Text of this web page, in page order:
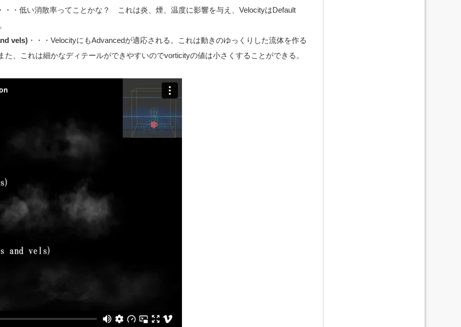
・・・低い消散率ってことかな？ これは炎、煙、温度に影響を与え、VelocityはDefault
vels) ・・・VelocityにもAdvancedが適応される。これは動きのゆっくりした流体を作る
た、これは細かなディテールができやすいのでvorticityの値は小さくすることができる。